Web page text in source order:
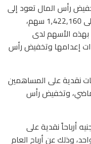
رأس المال تعود إلى
وصول رصيد أسهم الإثابة لدى الشركة إلى 1,422,160 سهم،
بهذه الأسهم لدى
إعدامها وتخفيض رأس
نقدية على المساهمين
الماضي، وتخفيض رأس
توزيع 3.97 مليار جنيه أرباحاً نقدية على
للسهم الواحد، وذلك عن أرباح العام